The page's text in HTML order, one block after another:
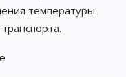
температуры